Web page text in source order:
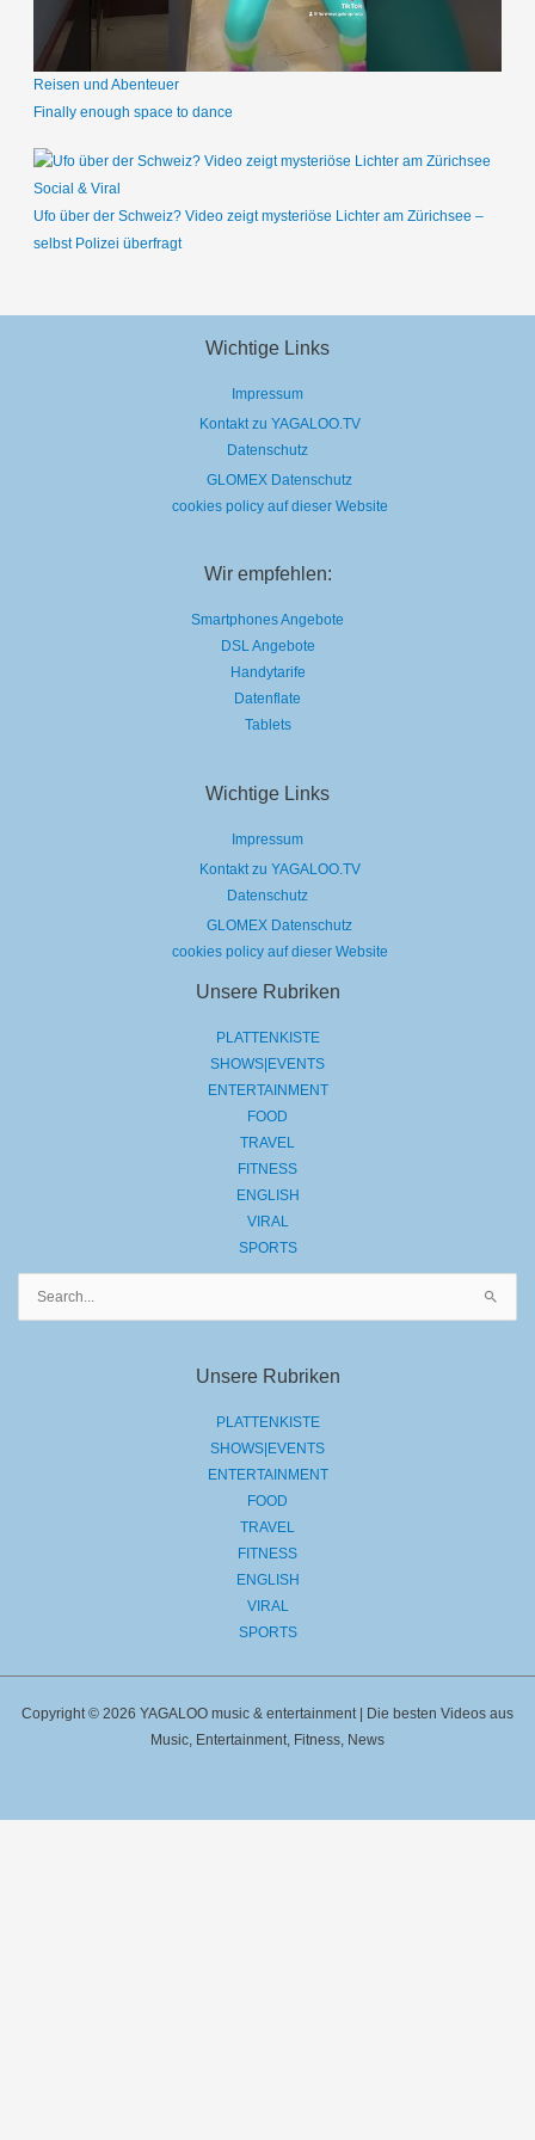
Reisen und Abenteuer
Finally enough space to dance
Social & Viral
Ufo über der Schweiz? Video zeigt mysteriöse Lichter am Zürichsee –
selbst Polizei überfragt
Wichtige Links
Impressum
Kontakt zu YAGALOO.TV
Datenschutz
GLOMEX Datenschutz
cookies policy auf dieser Website
Wir empfehlen:
Smartphones Angebote
DSL Angebote
Handytarife
Datenflate
Tablets
Wichtige Links
Impressum
Kontakt zu YAGALOO.TV
Datenschutz
GLOMEX Datenschutz
cookies policy auf dieser Website
Unsere Rubriken
PLATTENKISTE
SHOWS|EVENTS
ENTERTAINMENT
FOOD
TRAVEL
FITNESS
ENGLISH
VIRAL
SPORTS
Unsere Rubriken
PLATTENKISTE
SHOWS|EVENTS
ENTERTAINMENT
FOOD
TRAVEL
FITNESS
ENGLISH
VIRAL
SPORTS
Copyright © 2026 YAGALOO music & entertainment | Die besten Videos aus
Music, Entertainment, Fitness, News